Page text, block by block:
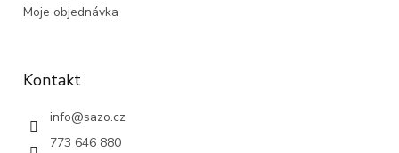
Moje objednávka
Kontakt
info@sazo.cz
773 646 880